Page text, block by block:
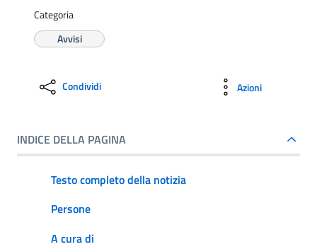
Categoria
Avvisi
Condividi Azioni
INDICE DELLA PAGINA
Testo completo della notizia
Persone
A cura di